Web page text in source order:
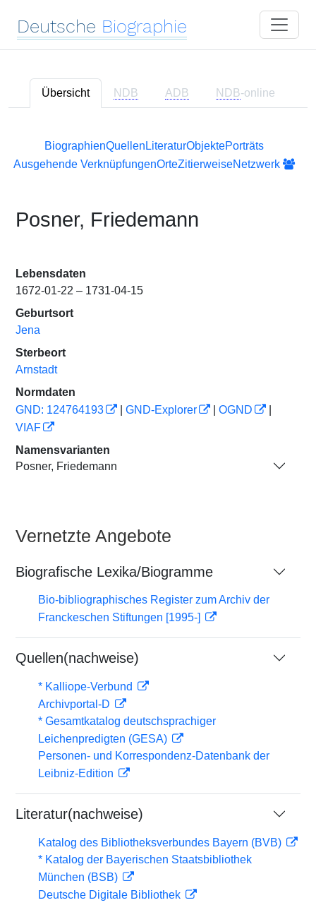
Deutsche Biographie
Übersicht NDB ADB NDB-online
BiographienQuellen LiteraturObjektePorträts
Ausgehende VerknüpfungenOrteZitierweiseNetzwerk
Posner, Friedemann
Lebensdaten
1672-01-22 – 1731-04-15
Geburtsort
Jena
Sterbeort
Arnstadt
Normdaten
GND: 124764193
GND-Explorer OGND
VIAF
Namensvarianten
Posner, Friedemann
Vernetzte Angebote
Biografische Lexika/Biogramme
Bio-bibliographisches Register zum Archiv der
Franckeschen Stiftungen [1995-]
Quellen(nachweise)
* Kalliope-Verbund
Archivportal-D
* Gesamtkatalog deutschsprachiger
Leichenpredigten (GESA)
Personen- und Korrespondenz-Datenbank der
Leibniz-Edition
Literatur(nachweise)
Katalog des Bibliotheksverbundes Bayern (BVB)
* Katalog der Bayerischen Staatsbibliothek
München (BSB)
Deutsche Digitale Bibliothek